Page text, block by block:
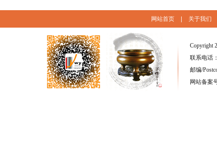
网站首页 关于我们
Copyright
联系电话
邮编/
网站备案